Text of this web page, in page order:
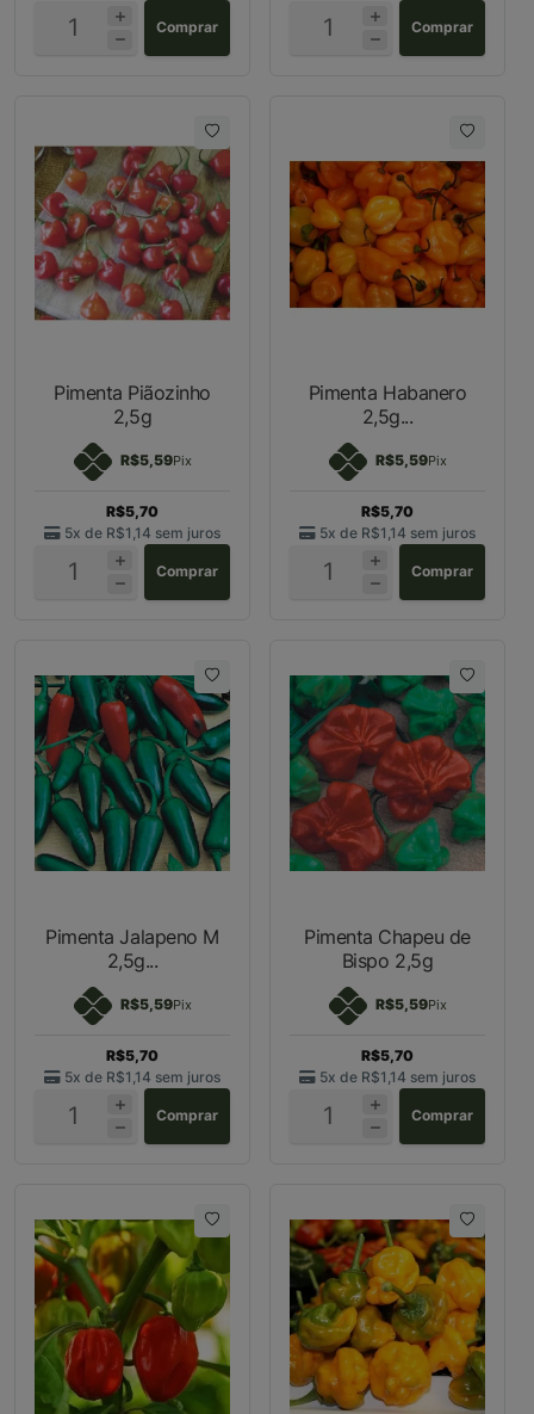
Comprar Comprar
Pimenta Piãozinho
2,5g
R$5,59Pix
R$5,70
5x de R$1,14 sem juros
Comprar
Pimenta Habanero
2,5g...
R$5,59Pix
R$5,70
5x de R$1,14 sem juros
Comprar
Pimenta Jalapeno M
2,5g...
R$5,59Pix
R$5,70
5x de R$1,14 sem juros
Comprar
Pimenta Chapeu de
Bispo 2,5g
R$5,59Pix
R$5,70
5x de R$1,14 sem juros
Comprar